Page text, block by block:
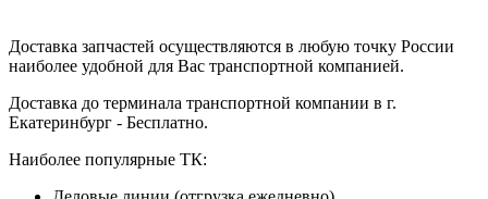
Доставка запчастей осуществляются в любую точку России
наиболее удобной для Вас транспортной компанией.
Доставка до терминала транспортной компании в г.
Екатеринбург - Бесплатно.
Наиболее популярные ТК: